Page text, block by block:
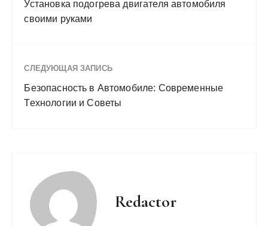
Установка подогрева двигателя автомобиля
своими руками
СЛЕДУЮЩАЯ ЗАПИСЬ
Безопасность в Автомобиле: Современные
Технологии и Советы
Redactor